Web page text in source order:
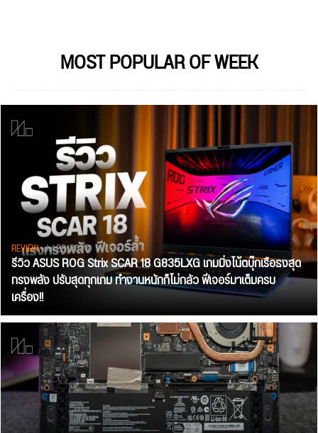
MOST POPULAR OF WEEK
REVIEW• Jul 28, 2026
รีวิว ASUS ROG Strix SCAR 18 G835LXG เกมมิ่งโน้ตบุ๊กเรือธงสุด
ทรงพลัง ปรับสุดทุกเกม ทำงานหนักก็ไม่กลัว ฟีเจอร์มาเต็มครบ
เครื่อง!!